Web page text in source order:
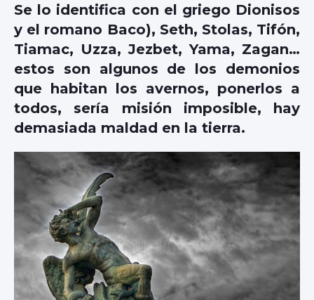
Se lo identifica con el griego Dionisos
y el romano Baco), Seth, Stolas, Tifón,
Tiamac, Uzza, Jezbet, Yama, Zagan…
estos son algunos de los demonios
que habitan los avernos, ponerlos a
todos, sería misión imposible, hay
demasiada maldad en la tierra.